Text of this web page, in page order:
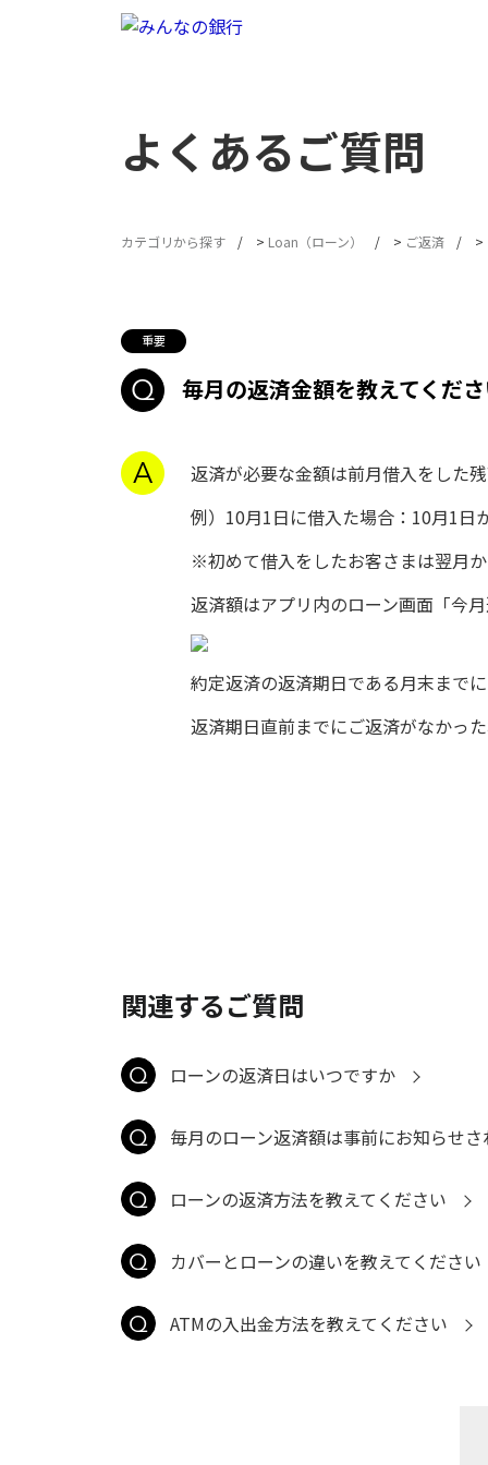
よくあるご質問
カテゴリから探す > Loan（ローン） > ご返済 >
毎月の返済金額を教えてくだ
返済が必要な金額は前月借入をした
例）10月1日に借入た場合：10月1日
※初めて借入をしたお客さまは翌月
返済額はアプリ内のローン画面「今
約定返済の返済期日である月末まで
返済期日直前までにご返済がなかっ
関連するご質問
ローンの返済日はいつですか
毎月のローン返済額は事前にお知らせ
ローンの返済方法を教えてください
カバーとローンの違いを教えてください
ATMの入出金方法を教えてください